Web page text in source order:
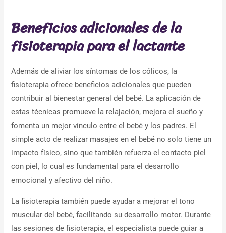
Beneficios adicionales de la
fisioterapia para el lactante
Además de aliviar los síntomas de los cólicos, la
fisioterapia ofrece beneficios adicionales que pueden
contribuir al bienestar general del bebé. La aplicación de
estas técnicas promueve la relajación, mejora el sueño y
fomenta un mejor vínculo entre el bebé y los padres. El
simple acto de realizar masajes en el bebé no solo tiene un
impacto físico, sino que también refuerza el contacto piel
con piel, lo cual es fundamental para el desarrollo
emocional y afectivo del niño.
La fisioterapia también puede ayudar a mejorar el tono
muscular del bebé, facilitando su desarrollo motor. Durante
las sesiones de fisioterapia, el especialista puede guiar a